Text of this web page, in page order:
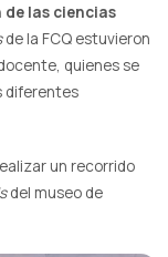
las ciencias
de la FCQ estuvieron
quienes se
diferentes
un recorrido
del museo de